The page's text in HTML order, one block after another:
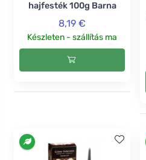
hajfesték 100g Barna
8,19 €
Készleten - szállítás ma